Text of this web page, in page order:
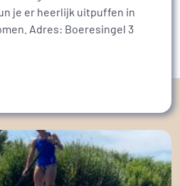
je er heerlijk uitpuffen in
Adres: Boeresingel 3